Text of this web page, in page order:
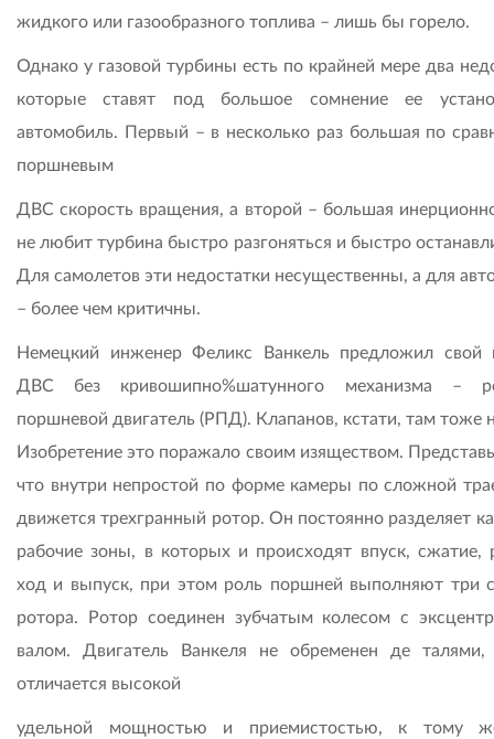
жидкого или газообразного топлива – лишь бы горело.
Однако у газовой турбины есть по крайней мере два
которые ставят под большое сомнение ее
автомобиль. Первый – в несколько раз большая по
поршневым
ДВС скорость вращения, а второй – большая
не любит турбина быстро разгоняться и быстро
Для самолетов эти недостатки несущественны, а для
– более чем критичны.
Немецкий инженер Феликс Ванкель предложил свой
ДВС без кривошипно%шатунного механизма –
поршневой двигатель (РПД). Клапанов, кстати, там тоже
Изобретение это поражало своим изяществом.
что внутри непростой по форме камеры по сложной
движется трехгранный ротор. Он постоянно разделяет
рабочие зоны, в которых и происходят впуск, сжатие,
ход и выпуск, при этом роль поршней выполняют три
ротора. Ротор соединен зубчатым колесом с
валом. Двигатель Ванкеля не обременен де талями,
отличается высокой
удельной мощностью и приемистостью, к тому